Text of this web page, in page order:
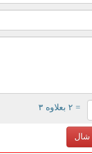
= ۲ بعلاوه ۳
شال